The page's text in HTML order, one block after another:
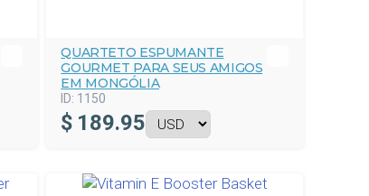
QUARTETO ESPUMANTE
GOURMET PARA SEUS AMIGOS
EM MONGÓLIA
ID: 1150
$ 189.95